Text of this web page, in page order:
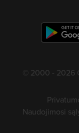
© 2000 - 2026
Naudojimosi